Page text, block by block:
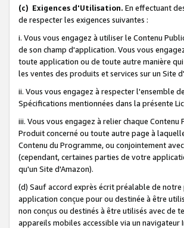
(c) Exigences d'Utilisation. En effectuant
de respecter les exigences suivantes :
i. Vous vous engagez à utiliser le Contenu
de son champ d'application. Vous vous
toute application ou de toute autre manière
les ventes des produits et services sur un Site
ii. Vous vous engagez à respecter l'ensemble
Spécifications mentionnées dans la présente
iii. Vous vous engagez à relier chaque
Produit concerné ou toute autre page à
Contenu du Programme, ou conjointement
(cependant, certaines parties de votre
qu'un Site d'Amazon).
(d) Sauf accord exprès écrit préalable de
application conçue pour ou destinée à être
non conçus ou destinés à être utilisés avec de
appareils mobiles accessible via un